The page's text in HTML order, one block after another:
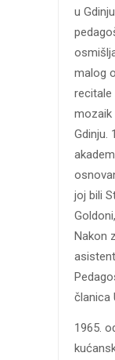
u
malog
recitale
mozaik
Gdinju.
joj bili
Nakon
članica
1965.